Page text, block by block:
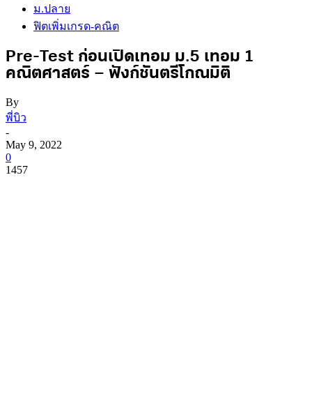
ม.ปลาย
ฟิตเพิ่มเกรด-คณิต
Pre-Test ก่อนเปิดเทอม ม.5 เทอม 1
คณิตศาสตร์ – ฟังก์ชันตรีโกณมิติ
By
พี่บิว
-
May 9, 2022
0
1457